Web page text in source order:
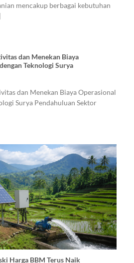
mencakup berbagai kebutuhan
dan Menekan Biaya
Teknologi Surya
dan Menekan Biaya Operasional
Surya Pendahuluan Sektor
Harga BBM Terus Naik